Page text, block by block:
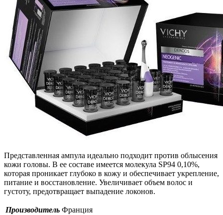
Представленная ампула идеально подходит против облысения
кожи головы. В ее составе имеется молекула SP94 0,10%,
которая проникает глубоко в кожу и обеспечивает укрепление,
питание и восстановление. Увеличивает объем волос и
густоту, предотвращает выпадение локонов.
Производитель Франция